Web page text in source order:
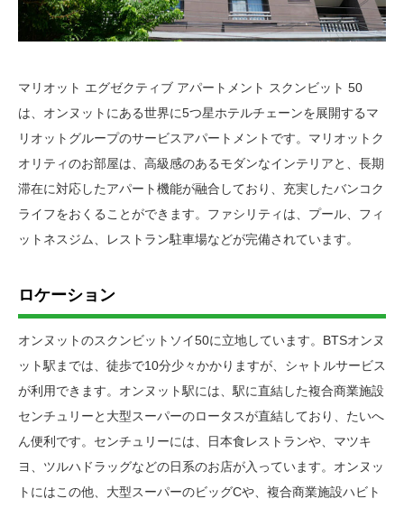
マリオット エグゼクティブ アパートメント スクンビット 50
は、オンヌットにある世界に5つ星ホテルチェーンを展開するマ
リオットグループのサービスアパートメントです。マリオットク
オリティのお部屋は、高級感のあるモダンなインテリアと、長期
滞在に対応したアパート機能が融合しており、充実したバンコク
ライフをおくることができます。ファシリティは、プール、フィ
ットネスジム、レストラン駐車場などが完備されています。
ロケーション
オンヌットのスクンビットソイ50に立地しています。BTSオンヌ
ット駅までは、徒歩で10分少々かかりますが、シャトルサービス
が利用できます。オンヌット駅には、駅に直結した複合商業施設
センチュリーと大型スーパーのロータスが直結しており、たいへ
ん便利です。センチュリーには、日本食レストランや、マツキ
ヨ、ツルハドラッグなどの日系のお店が入っています。オンヌッ
トにはこの他、大型スーパーのビッグCや、複合商業施設ハビト